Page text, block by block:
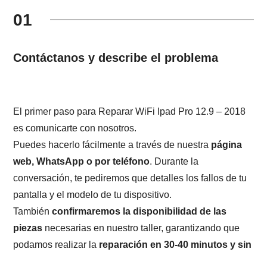
01
Contáctanos y describe el problema
El primer paso para Reparar WiFi Ipad Pro 12.9 – 2018
es comunicarte con nosotros.
Puedes hacerlo fácilmente a través de nuestra página
web, WhatsApp o por teléfono. Durante la
conversación, te pediremos que detalles los fallos de tu
pantalla y el modelo de tu dispositivo.
Tambiénconfirmaremos la disponibilidad de las
piezas necesarias en nuestro taller, garantizando que
podamos realizar la reparación en 30-40 minutos y sin